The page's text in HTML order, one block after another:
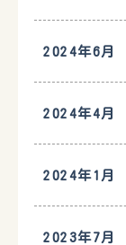
2024年6月
2024年4月
2024年1月
2023年7月